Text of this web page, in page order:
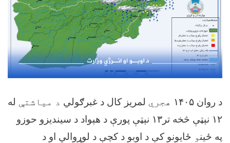
د روان ۱۴۰۵ هجري لمریز کال د غبرګولي د میاشتې له
۱۲ نېټې څخه تر ۱۳ نېټې پورې د هېواد د سیندیزو حوزو
په ځينو ځایونو کې د اوبو د کچې د لوړوالي او د